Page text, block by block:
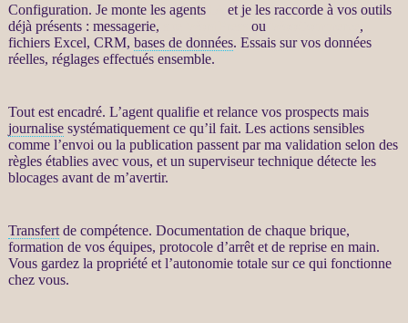
Configuration. Je monte les agents
et je les raccorde à vos outils
déjà présents : messagerie,
ou
,
fichiers Excel, CRM, bases de données. Essais sur vos données
réelles, réglages effectués ensemble.
Tout est encadré. L’agentqualifie et relancevos prospectsmais
journalisesystématiquement ce qu’il fait. Les actions sensibles
comme l’envoi ou la publication passent par ma validation selon des
règles établies avec vous, et un superviseur technique détecte les
blocages avant de m’avertir.
Transfertde compétence. Documentation de chaque brique,
formation de vos équipes, protocole d’arrêt et de reprise en main.
Vous gardez la propriété et l’autonomie totale sur ce qui fonctionne
chez vous.